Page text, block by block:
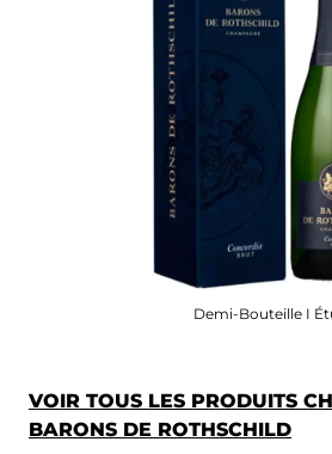
Demi-Bouteille I
VOIR TOUS LES PRODUITS
BARONS DE ROTHSCHILD